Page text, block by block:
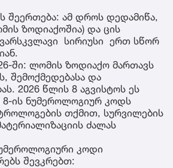
შეერთება: ამ დროს დედამიწა,
ზოდიაქოშია) და ცის
ვარსკვლავი სირიუსი ერთ სწორ
ში: ლომის ზოდიაქო მართავს
შემოქმედებასა და
2026 წლის 8 აგვისტოს ეს
8-ის ნუმეროლოგიურ კოდს
თქმით, სურვილების
ძალას
კოდი
შევკრებთ: